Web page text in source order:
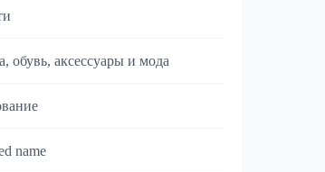
обувь, аксессуары и мода
name